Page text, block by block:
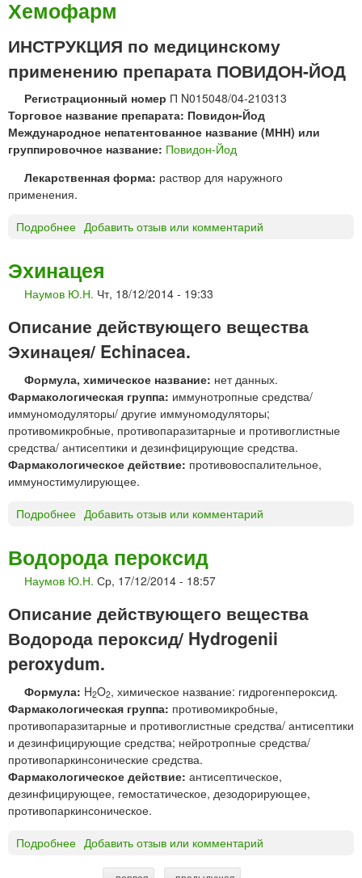
п
и
м
а
в
н
у
р
ь
с
т
н
г
о
р
и
м
е
н
е
н
Б
Г
И
Ф
о
-
о
д
Хемофарм
ИНСТРУКЦИЯ по медицинскому
применению препарата ПОВИДОН-ЙОД
Регистрационный номер П N015048/04-210313
Торговое название препарата: Повидон-Йод
Международное непатентованное название (МНН) или
группировочное название: Повидон-Йод
Лекарственная форма: раствор для наружного
применения.
Подробнее
В
И
О
Н
-
Й
О
Д
р
а
с
т
л
я
а
р
у
ж
п
м
Добавить отзыв или комментарий
Эхинацея
Наумов Ю.Н. Чт, 18/12/2014 - 19:33
Описание действующего вещества
Эхинацея/ Echinacea.
Формула, химическое название: нет данных.
Фармакологическая группа: иммунотропные средства/
иммуномодуляторы/ другие иммуномодуляторы;
противомикробные, противопаразитарные и противоглистные
средства/ антисептики и дезинфицирующие средства.
Фармакологическое действие: противовоспалительное,
иммуностимулирующее.
Подробнее
и
н
ц
я
Добавить отзыв или комментарий
Водорода пероксид
Наумов Ю.Н. Ср, 17/12/2014 - 18:57
Описание действующего вещества
Водорода пероксид/ Hydrogenii
peroxydum.
Формула: H2O2, химическое название: гидрогенпероксид.
Фармакологическая группа: противомикробные,
противопаразитарные и противоглистные средства/ антисептики
и дезинфицирующие средства; нейротропные средства/
противопаркинсонические средства.
Фармакологическое действие: антисептическое,
дезинфицирующее, гемостатическое, дезодорирующее,
противопаркинсоническое.
Подробнее Добавить отзыв или комментарий